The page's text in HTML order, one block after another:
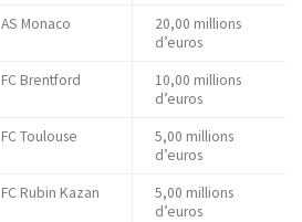
AS Monaco
20,00 millions
d’euros
FC Brentford
10,00 millions
d’euros
FC Toulouse
5,00 millions
d’euros
FC Rubin Kazan
5,00 millions
d’euros